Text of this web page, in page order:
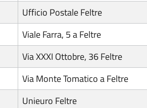
Ufficio Postale Feltre
Viale Farra, 5 a Feltre
Via XXXI Ottobre, 36 Feltre
Via Monte Tomatico a Feltre
Unieuro Feltre